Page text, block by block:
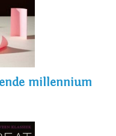
millennium